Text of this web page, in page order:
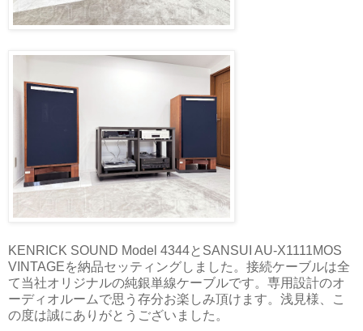
KENRICK SOUND Model 4344とSANSUI AU-X1111MOS
VINTAGEを納品セッティングしました。接続ケーブルは全
て当社オリジナルの純銀単線ケーブルです。専用設計のオ
ーディオルームで思う存分お楽しみ頂けます。浅見様、こ
の度は誠にありがとうございました。